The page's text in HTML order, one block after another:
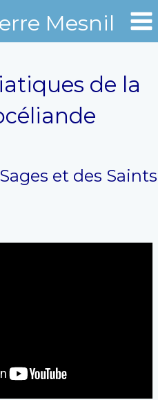
de la
et des Saints
Mesnil